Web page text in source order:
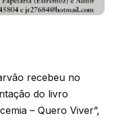
recebeu no
do livro
– Quero Viver”,